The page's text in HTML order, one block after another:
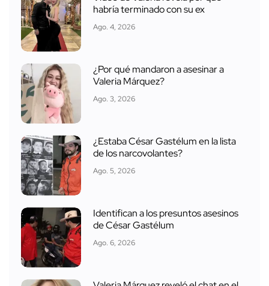
habría terminado con su ex
Ago. 4, 2026
¿Por qué mandaron a asesinar a
Valeria Márquez?
Ago. 3, 2026
¿Estaba César Gastélum en la lista
de los narcovolantes?
Ago. 5, 2026
Identifican a los presuntos asesinos
de César Gastélum
Ago. 6, 2026